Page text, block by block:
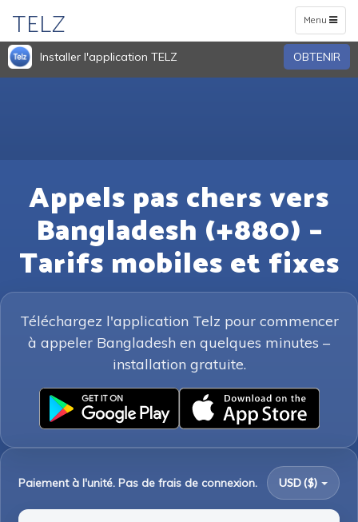
Toggle
navigation
Menu
TELZ
Installer l'application TELZ OBTENIR
Appels pas chers vers
Bangladesh (+880) –
Tarifs mobiles et fixes
Téléchargez l'application Telz pour commencer
à appeler Bangladesh en quelques minutes –
installation gratuite.
Paiement à l'unité. Pas de frais de connexion. USD ($)